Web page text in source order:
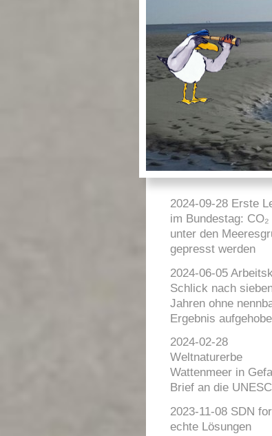
2024-09-28 Erste
im Bundestag: CO₂
unter den
gepresst werden
2024-06-05
Schlick nach
Jahren ohne
Ergebnis
2024-02-28
Weltnaturerbe
Wattenmeer in
Brief an die
2023-11-08 SDN
echte Lösungen